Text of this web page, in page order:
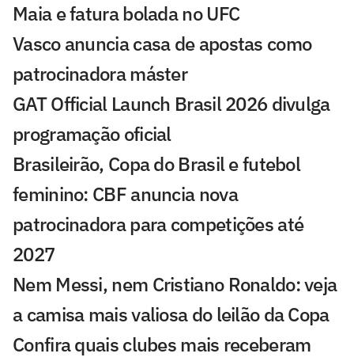
Maia e fatura bolada no UFC
Vasco anuncia casa de apostas como
patrocinadora máster
GAT Official Launch Brasil 2026 divulga
programação oficial
Brasileirão, Copa do Brasil e futebol
feminino: CBF anuncia nova
patrocinadora para competições até
2027
Nem Messi, nem Cristiano Ronaldo: veja
a camisa mais valiosa do leilão da Copa
Confira quais clubes mais receberam